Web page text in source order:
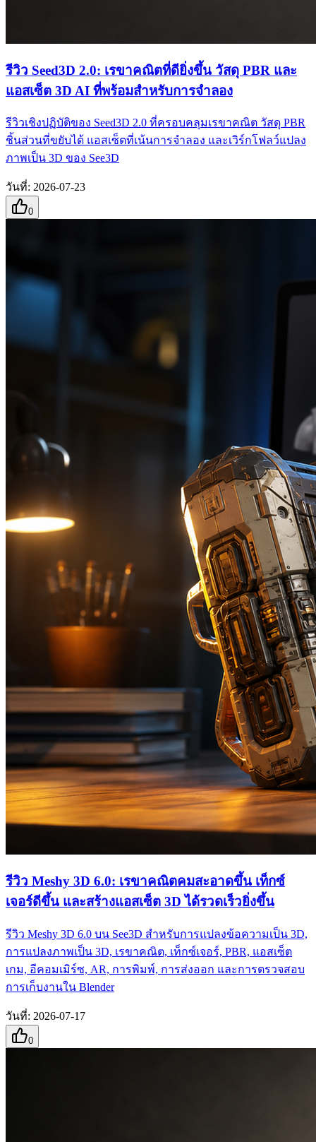
รีวิว Seed3D 2.0: เรขาคณิตที่ดียิ่งขึ้น วัสดุ PBR และ
แอสเซ็ต 3D AI ที่พร้อมสำหรับการจำลอง
รีวิวเชิงปฏิบัติของ Seed3D 2.0 ที่ครอบคลุมเรขาคณิต วัสดุ PBR
ชิ้นส่วนที่ขยับได้ แอสเซ็ตที่เน้นการจำลอง และเวิร์กโฟลว์แปลง
ภาพเป็น 3D ของ See3D
วันที่: 2026-07-23
0
รีวิว Meshy 3D 6.0: เรขาคณิตคมสะอาดขึ้น เท็กซ์
เจอร์ดีขึ้น และสร้างแอสเซ็ต 3D ได้รวดเร็วยิ่งขึ้น
รีวิว Meshy 3D 6.0 บน See3D สำหรับการแปลงข้อความเป็น 3D,
การแปลงภาพเป็น 3D, เรขาคณิต, เท็กซ์เจอร์, PBR, แอสเซ็ต
เกม, อีคอมเมิร์ซ, AR, การพิมพ์, การส่งออก และการตรวจสอบ
การเก็บงานใน Blender
วันที่: 2026-07-17
0